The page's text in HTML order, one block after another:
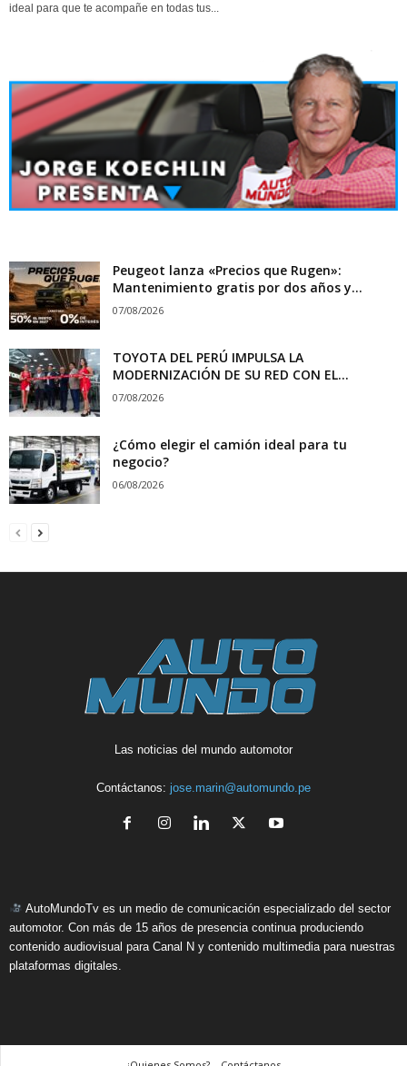
ideal para que te acompañe en todas tus...
Peugeot lanza «Precios que Rugen»:
Mantenimiento gratis por dos años y...
07/08/2026
TOYOTA DEL PERÚ IMPULSA LA
MODERNIZACIÓN DE SU RED CON EL...
07/08/2026
¿Cómo elegir el camión ideal para tu
negocio?
06/08/2026
Las noticias del mundo automotor
Contáctanos: jose.marin@automundo.pe
AutoMundoTv es un medio de comunicación especializado del sector
automotor. Con más de 15 años de presencia continua produciendo
contenido audiovisual para Canal N y contenido multimedia para nuestras
plataformas digitales.